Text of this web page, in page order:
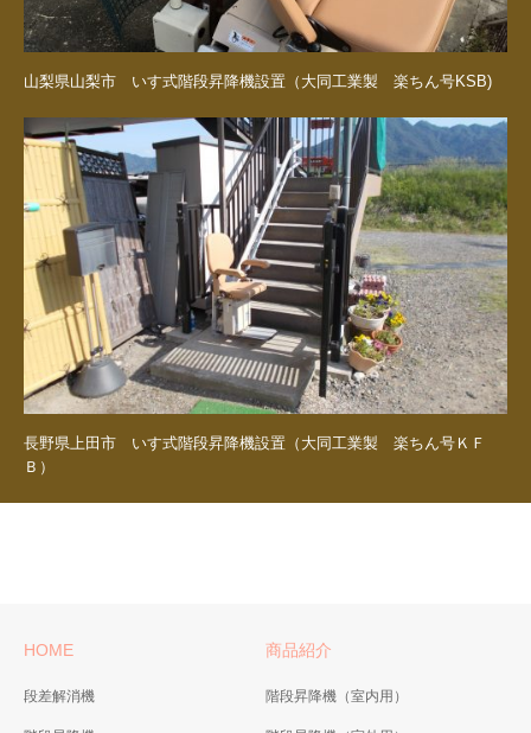
山梨県山梨市 いす式階段昇降機設置（大同工業製 楽ちん号KSB)
長野県上田市 いす式階段昇降機設置（大同工業製 楽ちん号ＫＦ
Ｂ）
HOME
段差解消機
商品紹介
階段昇降機（室内用）